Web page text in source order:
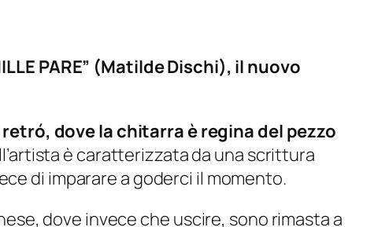
PARE” (Matilde Dischi), il nuovo
dove la chitarra è regina del pezzo
è caratterizzata da una scrittura
di imparare a goderci il momento.
dove invece che uscire, sono rimasta a